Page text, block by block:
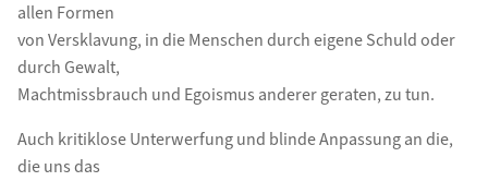
allen Formen
von Versklavung, in die Menschen durch eigene Schuld oder
durch Gewalt,
Machtmissbrauch und Egoismus anderer geraten, zu tun.
Auch kritiklose Unterwerfung und blinde Anpassung an die,
die uns das